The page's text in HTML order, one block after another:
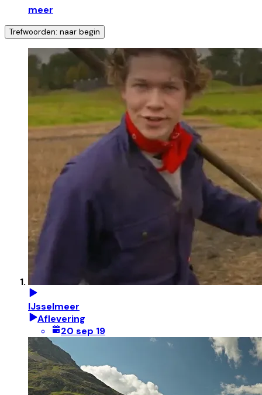
meer
Trefwoorden: naar begin
IJsselmeer
Aflevering
20 sep 19